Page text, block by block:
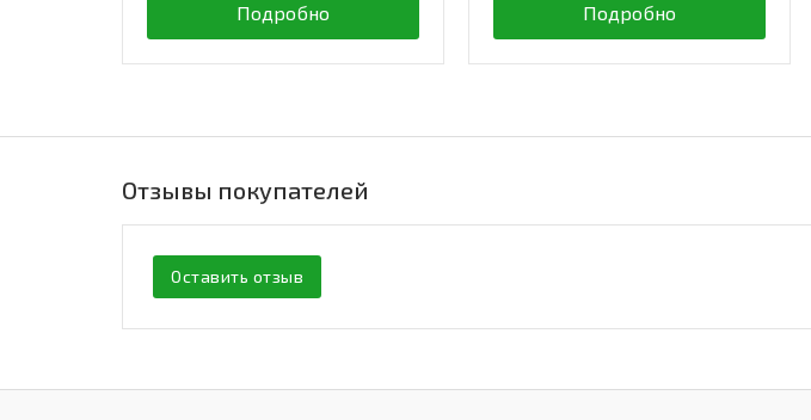
Подробно Подробно
Отзывы покупателей
Оставить отзыв